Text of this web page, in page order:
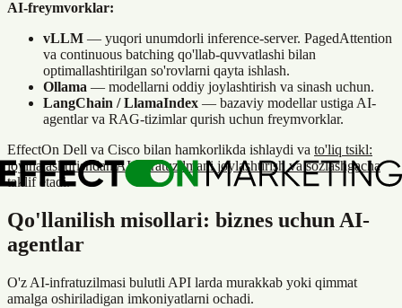
AI-freymvorklar:
vLLM — yuqori unumdorli inference-server. PagedAttention
va continuous batching qo'llab-quvvatlashi bilan
optimallashtirilgan so'rovlarni qayta ishlash.
Ollama — modellarni oddiy joylashtirish va sinash uchun.
LangChain / LlamaIndex — bazaviy modellar ustiga AI-
agentlar va RAG-tizimlar qurish uchun freymvorklar.
EffectOn Dell va Cisco bilan hamkorlikda ishlaydi va to'liq tsikl:
loyihalashtirishdan AI-infratuzilmani joylashtirish va sozlashgacha
taklif etadi.
Qo'llanilish misollari: biznes uchun AI-
agentlar
O'z AI-infratuzilmasi bulutli API larda murakkab yoki qimmat
amalga oshiriladigan imkoniyatlarni ochadi.